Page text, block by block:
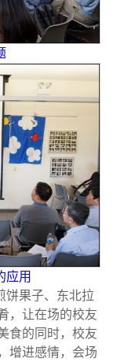
应用
饼果子、东北拉
，让在场的校友
食的同时，校友
增进感情，会场